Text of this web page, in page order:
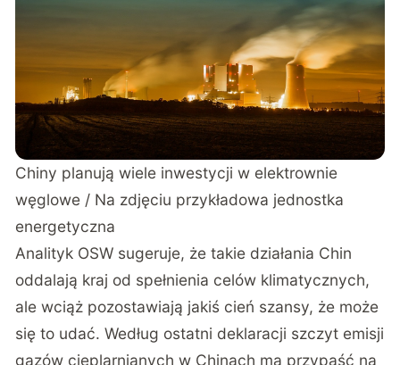
Chiny planują wiele inwestycji w elektrownie
węglowe / Na zdjęciu przykładowa jednostka
energetyczna
Analityk OSW sugeruje, że takie działania Chin
oddalają kraj od spełnienia celów klimatycznych,
ale wciąż pozostawiają jakiś cień szansy, że może
się to udać. Według ostatni deklaracji szczyt emisji
gazów cieplarnianych w Chinach ma przypaść na